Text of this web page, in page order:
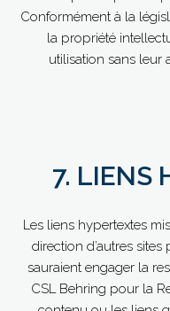
Conformément à la
la propriété
utilisation sans leur
7. LIENS
Les liens hypertextes
direction d’autres
sauraient engager la
CSL Behring pour la